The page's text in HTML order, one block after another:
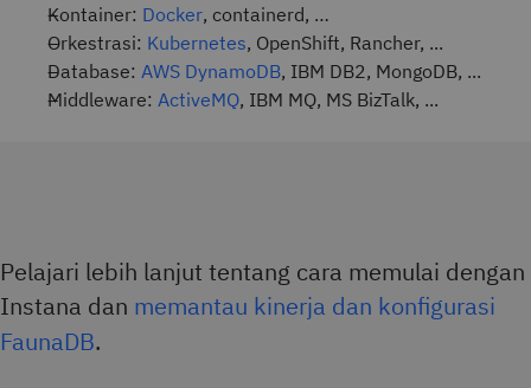
Kontainer: Docker, containerd, …
Orkestrasi: Kubernetes, OpenShift, Rancher, ...
Database: AWS DynamoDB, IBM DB2, MongoDB, ...
Middleware: ActiveMQ, IBM MQ, MS BizTalk, ...
Pelajari lebih lanjut tentang cara memulai dengan
Instana dan memantau kinerja dan konfigurasi
FaunaDB.